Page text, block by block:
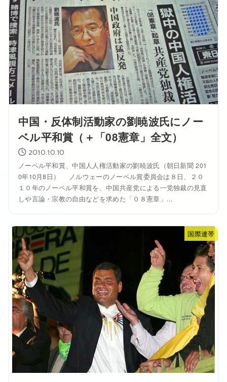
中国・反体制活動家の劉暁波氏にノー
ベル平和賞（＋「08憲章」全文）
2010.10.10
ノーベル平和賞、中国人人権活動家の劉暁波氏（朝日新聞 201
0年10月8日） ノルウェーのノーベル賞委員会は８日、２０
１０年のノーベル平和賞を、中国共産党による一党独裁の見直
しや言論・宗教の自由などを求めた「０８憲章」...
国際連帯